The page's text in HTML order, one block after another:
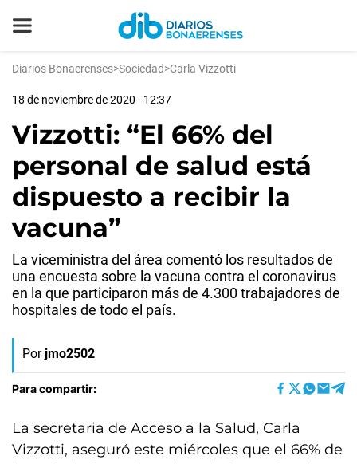
Diarios Bonaerenses>Sociedad>Carla Vizzotti
18 de noviembre de 2020 - 12:37
Vizzotti: “El 66% del
personal de salud está
dispuesto a recibir la
vacuna”
La viceministra del área comentó los resultados de
una encuesta sobre la vacuna contra el coronavirus
en la que participaron más de 4.300 trabajadores de
hospitales de todo el país.
Por jmo2502
Para compartir:
La secretaria de Acceso a la Salud, Carla
Vizzotti, aseguró este miércoles que el 66% de